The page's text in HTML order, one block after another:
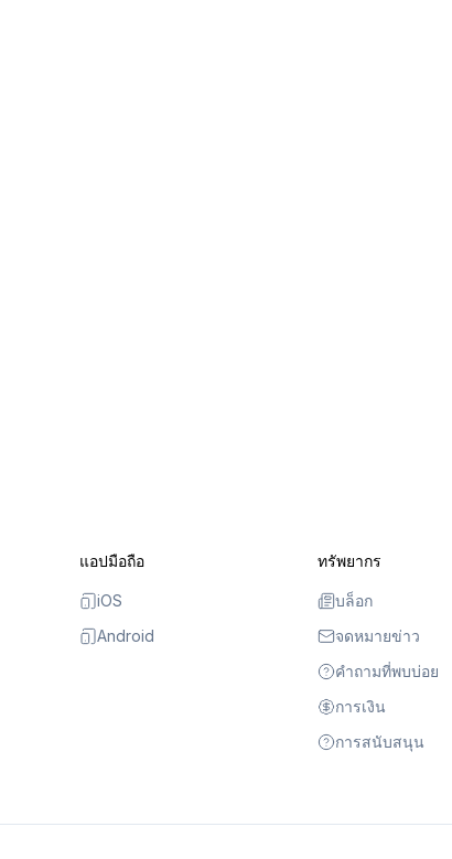
แอปมือถือ
iOS
Android
ทรัพยากร
บล็อก
จดหมายข่าว
คำถามที่พบบ่อย
การเงิน
การสนับสนุน